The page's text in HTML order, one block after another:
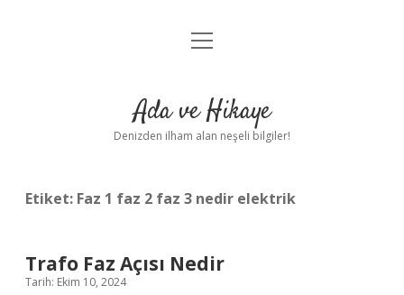
Anasayfa
Yasal Uyarı
menüyü
Ada ve Hikaye
Denizden ilham alan neşeli bilgiler!
Etiket: Faz 1 faz 2 faz 3 nedir elektrik
Trafo Faz Açısı Nedir
Tarih: Ekim 10, 2024